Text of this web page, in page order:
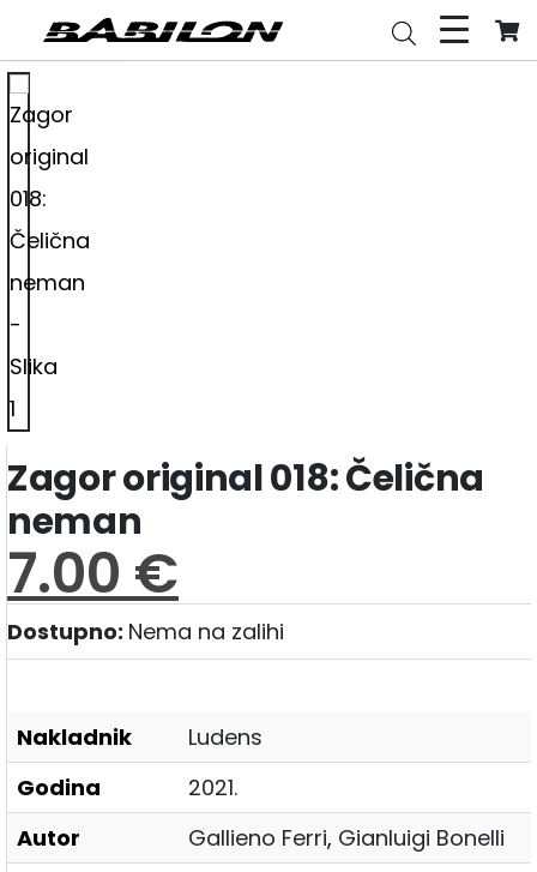
Zagor original 018: Čelična
neman
7.00 €
Dostupno: Nema na zalihi
Nakladnik
Ludens
Godina
2021.
Autor
Gallieno Ferri, Gianluigi Bonelli